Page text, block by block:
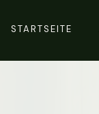
STARTSEITE